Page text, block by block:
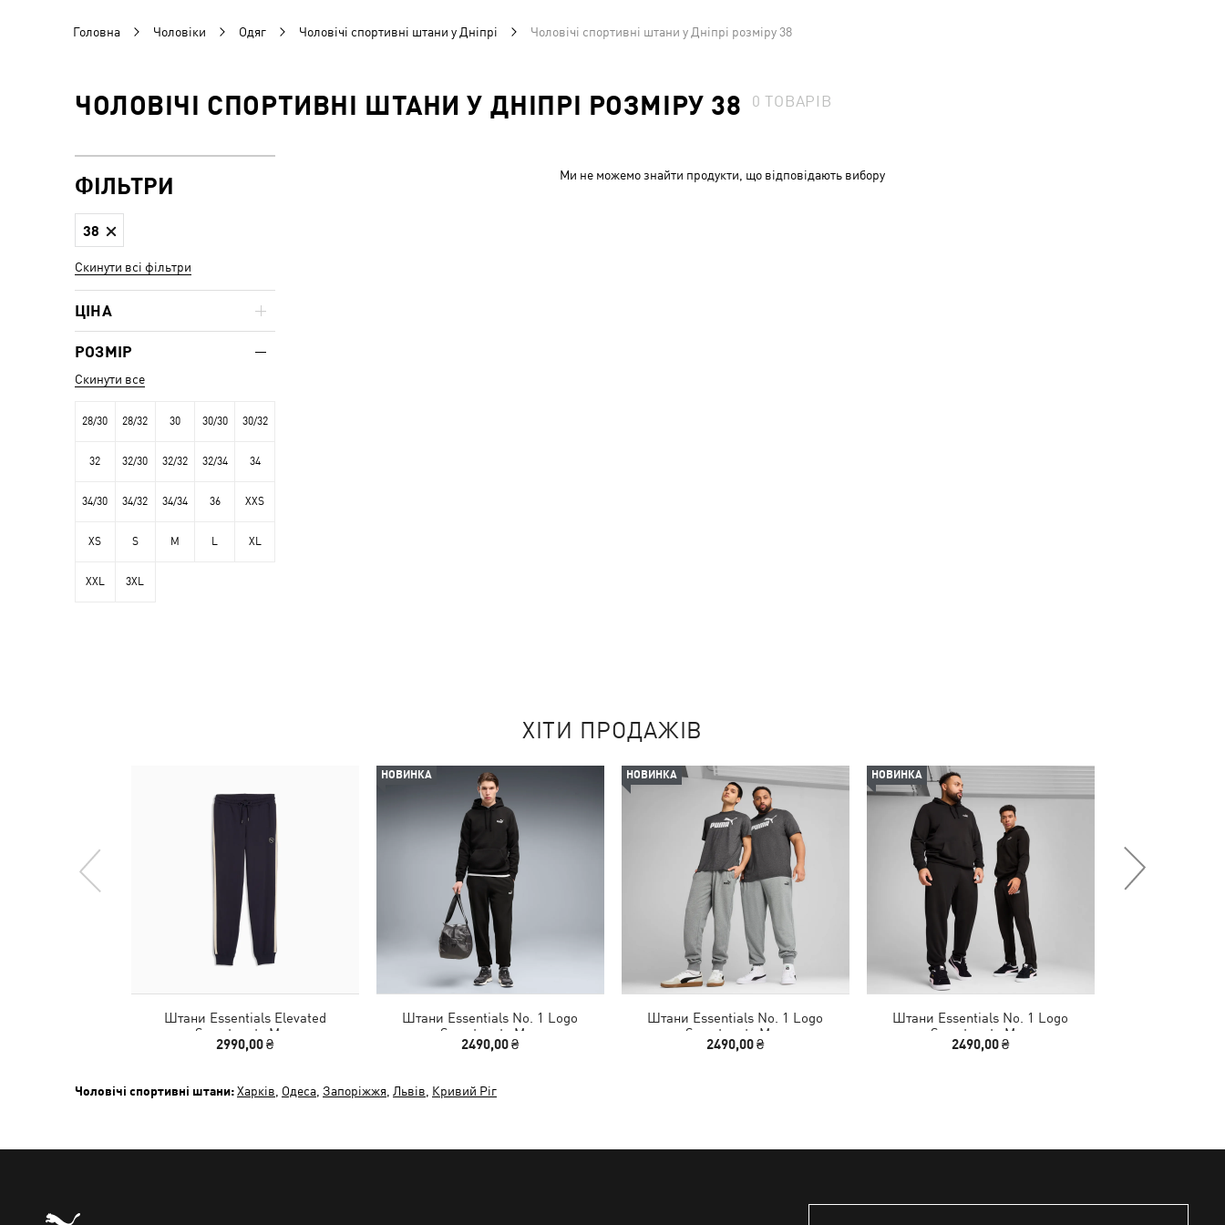
Головна Чоловіки Одяг Чоловічі спортивні штани у Дніпрі Чоловічі спортивні штани у Дніпрі розміру 38
ЧОЛОВІЧІ СПОРТИВНІ ШТАНИ У ДНІПРІ РОЗМІРУ 38 0ТОВАРІВ
Ми не можемо знайти продукти, що відповідають вибору
ФІЛЬТРИ
38
Скинути всі фільтри
ЦІНА
РОЗМІР
Скинути все
28/30 28/32 30 30/30 30/32
32 32/30 32/32 32/34 34
34/30 34/32 34/34 36 XXS
XS S M L XL
XXL 3XL
ХІТИ ПРОДАЖІВ
Штани Essentials Elevated
Sweatpants Men
2990,00 ₴
НОВИНКА
Штани Essentials No. 1 Logo
Sweatpants Men
2490,00 ₴
НОВИНКА
Штани Essentials No. 1 Logo
Sweatpants Men
2490,00 ₴
НОВИНКА
Штани Essentials No. 1 Logo
Sweatpants Men
2490,00 ₴
Чоловічі спортивні штани:Харків Одеса Запоріжжя Львів Кривий Ріг